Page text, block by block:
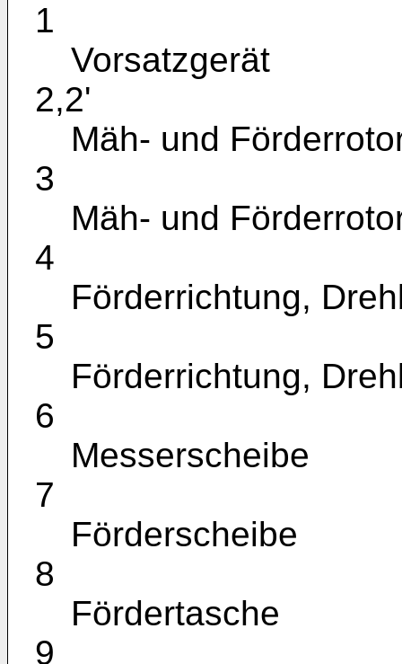
1
Vorsatzgerät
2,2'
Mäh- und
3
Mäh- und
4
Förderrichtung,
5
Förderrichtung,
6
Messerscheibe
7
Förderscheibe
8
Fördertasche
9